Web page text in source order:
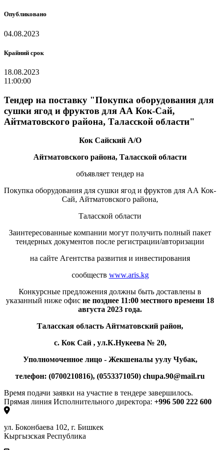
Опубликовано
04.08.2023
Крайний срок
18.08.2023
11:00:00
Тендер на поставку "Покупка оборудования для
сушки ягод и фруктов для АА Кок-Сай,
Айтматовского района, Таласской области"
Кок Сайский А/О
Айтматовского района, Таласской области
объявляет тендер на
Покупка оборудования для сушки ягод и фруктов для АА Кок-
Сай, Айтматовского района,
Таласской области
Заинтересованные компании могут получить полный пакет
тендерных документов после регистрации/авторизации
на сайте Агентства развития и инвестирования
сообществ www.aris.kg
Конкурсные предложения должны быть доставлены в
указанный ниже офис не позднее 11:00 местного времени 18
августа 2023 года.
Таласская область Айтматовский район,
с. Кок Сай , ул.К.Нукеева № 20,
Уполномоченное лицо - Жекшеналы уулу Чубак,
телефон: (0700210816), (0553371050) chupa.90@mail.ru
Время подачи заявки на участие в тендере завершилось.
Прямая линия Исполнительного директора: +996 500 222 600
ул. Боконбаева 102, г. Бишкек
Кыргызская Республика